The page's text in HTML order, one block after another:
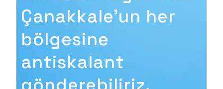
Çanakkale'un her
bölgesine
antiskalant